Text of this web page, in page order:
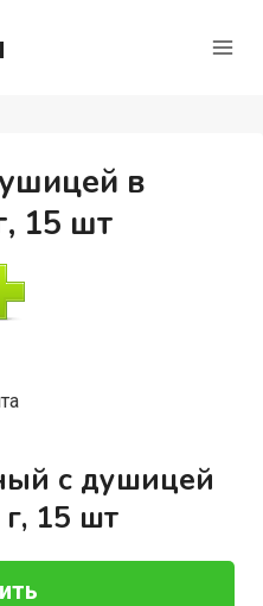
в
15 шт
с душицей
15 шт